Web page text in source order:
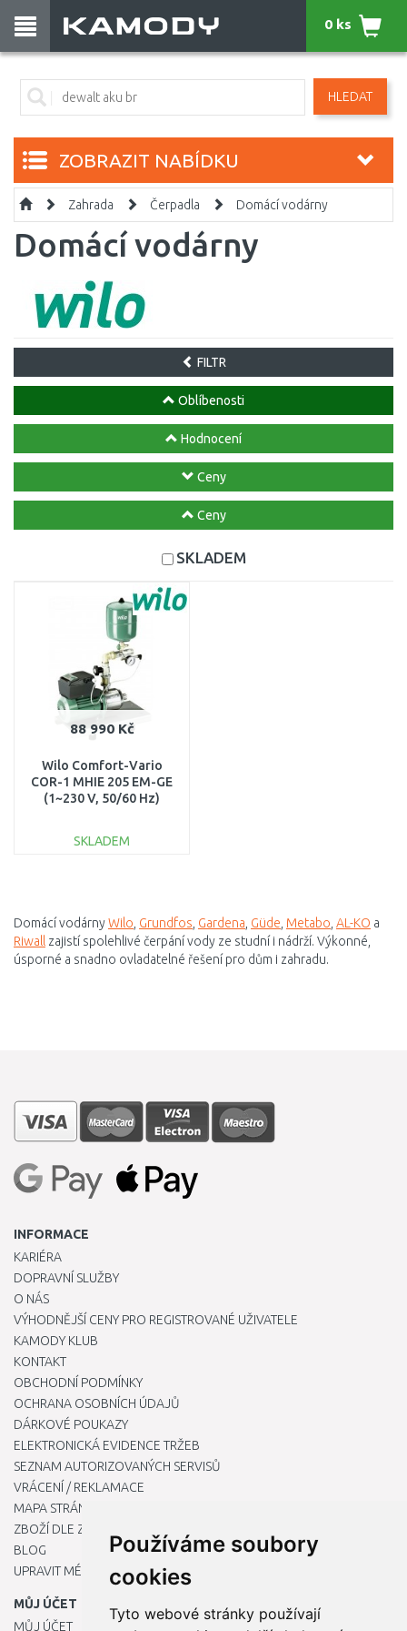
Používáme soubory
cookies
Tyto webové stránky používají
HLEDAT
0 ks
ZOBRAZIT NABÍDKU
Zahrada Čerpadla Domácí vodárny
Domácí vodárny
FILTR
Oblíbenosti
Hodnocení
Ceny
Ceny
SKLADEM
88 990 Kč
Wilo Comfort-Vario
COR-1 MHIE 205 EM-GE
(1~230 V, 50/60 Hz)
SKLADEM
Domácí vodárnyWilo Grundfos Gardena Güde Metabo AL-KO a
Riwall
zajistí spolehlivé čerpání vody ze studní i nádrží. Výkonné,
úsporné a snadno ovladatelné řešení pro dům i zahradu.
INFORMACE
KARIÉRA
DOPRAVNÍ SLUŽBY
O NÁS
VÝHODNĚJŠÍ CENY PRO REGISTROVANÉ UŽIVATELE
KAMODY KLUB
KONTAKT
OBCHODNÍ PODMÍNKY
OCHRANA OSOBNÍCH ÚDAJŮ
DÁRKOVÉ POUKAZY
ELEKTRONICKÁ EVIDENCE TRŽEB
SEZNAM AUTORIZOVANÝCH SERVISŮ
VRÁCENÍ / REKLAMACE
MAPA STRÁNKY
ZBOŽÍ DLE ZNAČEK
BLOG
UPRAVIT MÉ PŘEDVOLBY COOKIES
MŮJ ÚČET
MŮJ ÚČET